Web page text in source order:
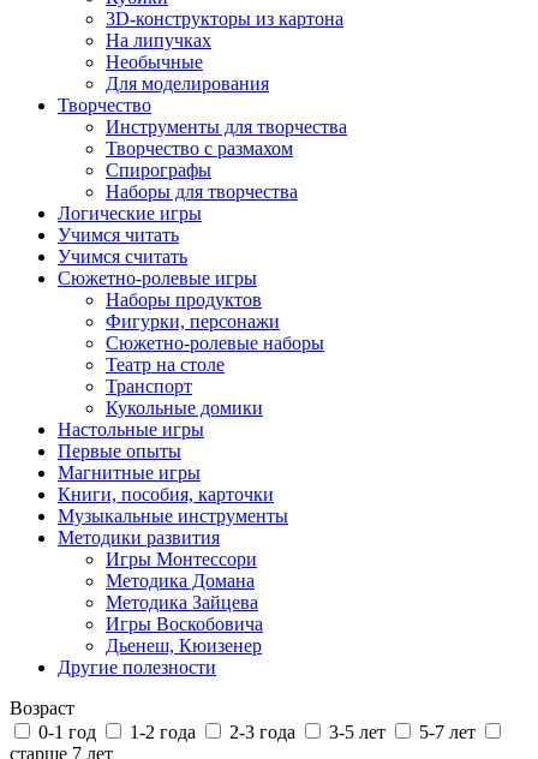
3D-конструкторы из картона
На липучках
Необычные
Для моделирования
Творчество
Инструменты для творчества
Творчество с размахом
Спирографы
Наборы для творчества
Логические игры
Учимся читать
Учимся считать
Сюжетно-ролевые игры
Наборы продуктов
Фигурки, персонажи
Сюжетно-ролевые наборы
Театр на столе
Транспорт
Кукольные домики
Настольные игры
Первые опыты
Магнитные игры
Книги, пособия, карточки
Музыкальные инструменты
Методики развития
Игры Монтессори
Методика Домана
Методика Зайцева
Игры Воскобовича
Дьенеш, Кюизенер
Другие полезности
Возраст
0-1 год
1-2 года 2-3 года 3-5 лет
5-7 лет
старше 7 лет